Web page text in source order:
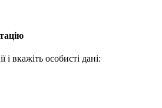
і вкажiть особисті дані: